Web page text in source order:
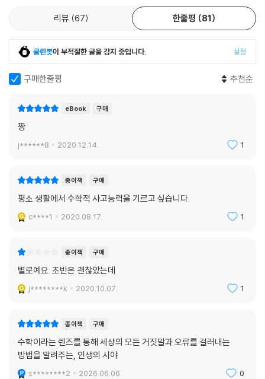
≫ 세상 만사의 패턴을 읽어내는 7가지 지적 탐험
; 밈이 퍼지는 방식에서 전염병 통제에 이르기까지
1장 〈눈 깜짝할 사이에 변해버린 세상〉에서는 기하급수적 변화의 위력과
는 방식, 은행에 넣어둔 돈이 아주 느리게 불어나는 방식, 나이 들수록 시간
이 더 빨리 흐르는 듯한 인식 등 일상적 현상에서 기하급수적 감각의 필요
를 살핀다.
종 질병 선별검사, 비만 검사 등이 얼마나 정확한 동시에 부정확할 수 있는
지를 살피며, 의학적 판단에 수학적 기준을 이용하는 일의 딜레마를 검토
해본다.
정에 선 수학 이야기가 펼쳐진다. 두 아이의 살해 혐의로 유죄를 받은 한 여
에 대한 두려움이 사람들의 눈을 멀게 만든 탓이다. 여성은 상고 끝에 무죄
로 석방되었고, 이 재판은 영국 사법부 역사상 최악의 오심으로 남았다. 여
곡하는 방식에 관해 살펴본다. 상대적 수치를 썼을 때 일어나는 편향, 통계
수치를 교란하는 평균으로의 회귀 등을 감지할 수 있어야 한다.
리뷰 67 한줄평 81
클린봇이 부적절한 글을 감지 중입니다. 설정
구매한줄평 추천순
eBook 구매
짱
j******8 2020.12.14. 1
종이책 구매
평소 생활에서 수학적 사고능력을 기르고 싶습니다.
c****1 2020.08.17. 1
종이책 구매
별로예요. 초반은 괜찮았는데
j********k 2020.10.07. 1
종이책 구매
수학이라는 렌즈를 통해 세상의 모든 거짓말과 오류를 걸러내는
방법을 알려주는, 인생의 시야
s********2 2026.06.06. 0